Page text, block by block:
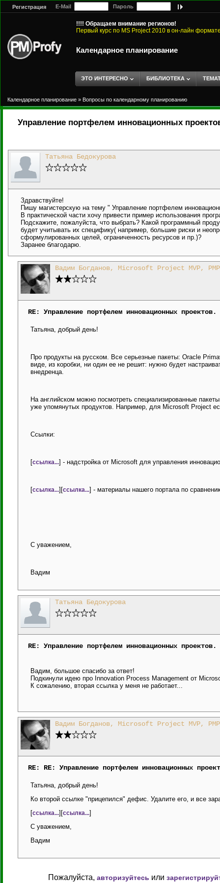
Регистрация E-Mail Пароль
!!!! Обращаем внимание регионов!
Первый курс по MS Project 2010 в он-лайн
Календарное планирование
ЭТО ИНТЕРЕСНО БИБЛИОТЕКА
Календарное планирование » Вопросы по календарному планированию
Управление портфелем инновационных
Татьяна Бедокурова
Здравствуйте!
Пишу магистерскую на тему " Управление портфелем
В практической части хочу привести пример использования
Подскажите, пожалуйста, что выбрать? Какой программный
будет учитывать их специфику( например, большие риски и
сформулированных целей, ограниченность ресурсов и пр.)?
Заранее благодарю.
Вадим Богданов, Microsoft Project MVP,
RE: Управление портфелем инновационных проектов.
Татьяна, добрый день!
Про продукты на русском. Все серьезные пакеты: Oracle
виде, из коробки, ни один ее не решит: нужно будет
внедренца.
На английском можно посмотреть специализированные
уже упомянутых продуктов. Например, для Microsoft Project
Ссылки:
[ссылка...] - надстройка от Microsoft для управления
[ссылка...][ссылка...] - материалы нашего портала по
С уважением,
Вадим
Татьяна Бедокурова
RE: Управление портфелем инновационных проектов.
Вадим, большое спасибо за ответ!
Подкинули идею про Innovation Process Management от
К сожалению, вторая ссылка у меня не работает...
Вадим Богданов, Microsoft Project MVP,
RE: RE: Управление портфелем инновационных
Татьяна, добрый день!
Ко второй ссылке "прицепился" дефис. Удалите его, и все
[ссылка...][ссылка...]
С уважением,
Вадим
Пожалуйста, авторизуйтесь или